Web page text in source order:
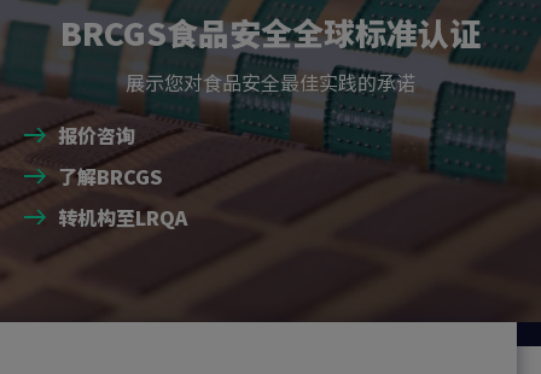
BRCGS食品安全全球标准认证
展示您对食品安全最佳实践的承诺
报价咨询
了解BRCGS
转机构至LRQA